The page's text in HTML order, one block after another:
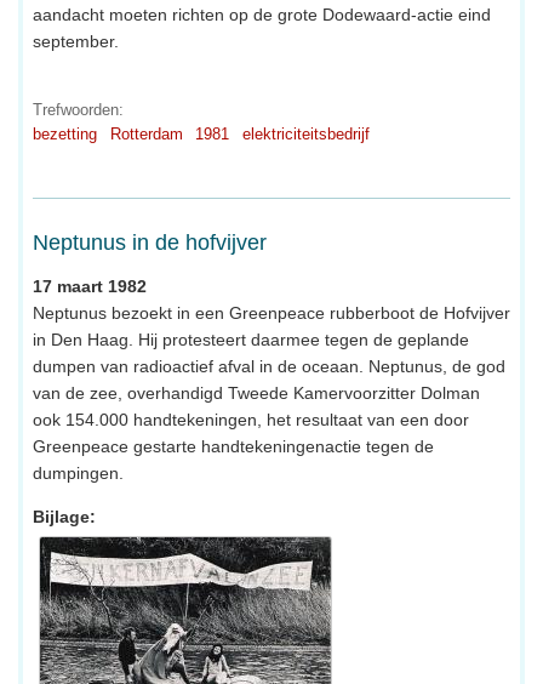
aandacht moeten richten op de grote Dodewaard-actie eind
september.
Trefwoorden:
bezetting
Rotterdam 1981 elektriciteitsbedrijf
Neptunus in de hofvijver
17 maart 1982
Neptunus bezoekt in een Greenpeace rubberboot de Hofvijver
in Den Haag. Hij protesteert daarmee tegen de geplande
dumpen van radioactief afval in de oceaan. Neptunus, de god
van de zee, overhandigd Tweede Kamervoorzitter Dolman
ook 154.000 handtekeningen, het resultaat van een door
Greenpeace gestarte handtekeningenactie tegen de
dumpingen.
Bijlage: